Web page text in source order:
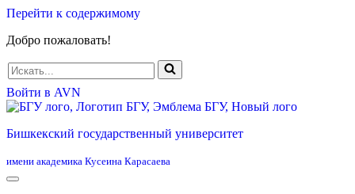
Перейти к содержимому
Добро пожаловать!
Искать...
Войти в AVN
Бишкекский государственный университет
имени академика Кусеина Карасаева